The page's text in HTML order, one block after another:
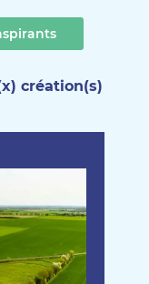
création(s)